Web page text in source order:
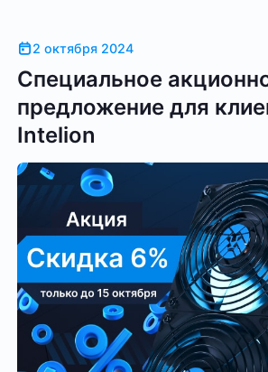
2 октября 2024
Специальное
предложение для
Intelion